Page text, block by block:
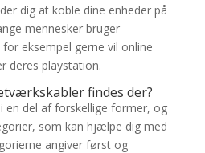
dig at koble dine enheder på
mennesker bruger
eksempel gerne vil online
deres playstation.
findes der?
en del af forskellige former, og
som kan hjælpe dig med
angiver først og